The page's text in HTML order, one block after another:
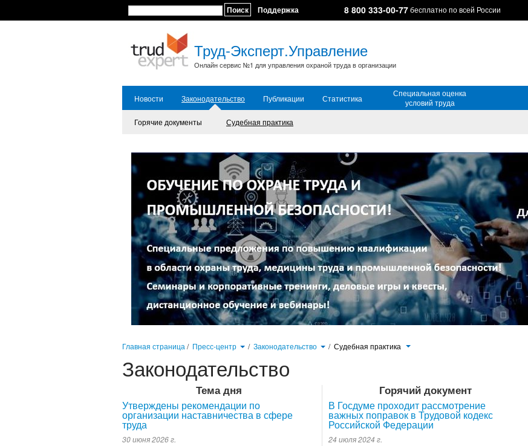
Поиск Поддержка 8 800 333-00-77бесплатно по всей России
Труд-Эксперт.Управление
Онлайн сервис №1 для управления охраной труда в организации
Новости Законодательство Публикации Статистика
Специальная оценка
условий труда
Горячие документы
Судебная практика
Главная страница / Пресс-центр / Законодательство / Судебная практика
Законодательство
Тема дня
Утверждены рекомендации по
организации наставничества в сфере
труда
30 июня 2026 г.
Горячий документ
В Госдуме проходит рассмотрение
важных поправок в Трудовой кодекс
Российской Федерации
24 июля 2024 г.